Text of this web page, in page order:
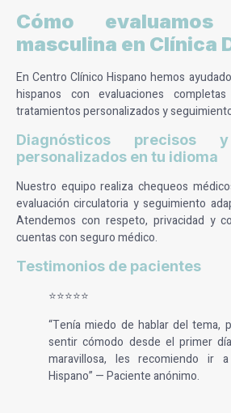
Cómo
masculina en Clínica
En Centro Clínico Hispano hemos
hispanos con evaluaciones
tratamientos personalizados y
Diagnósticos precisos
personalizados en tu idioma
Nuestro equipo realiza chequeos
evaluación circulatoria y seguimiento
Atendemos con respeto, privacidad y
cuentas con seguro médico.
Testimonios de pacientes
⭐⭐⭐⭐⭐
“Tenía miedo de hablar del tema,
sentir cómodo desde el primer
maravillosa, les recomiendo ir
Hispano” — Paciente anónimo.